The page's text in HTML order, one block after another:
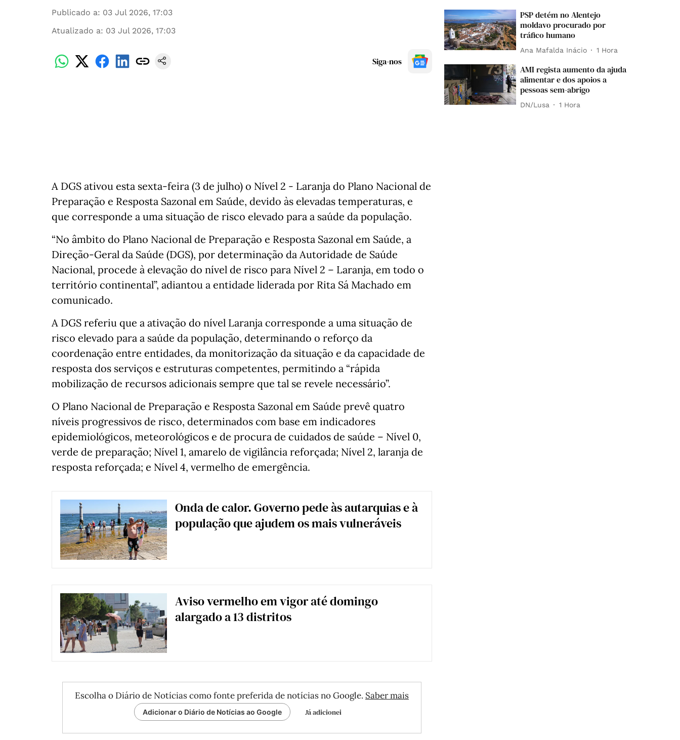
Publicado a: 03 Jul 2026, 17:03
Atualizado a: 03 Jul 2026, 17:03
Siga-nos
A DGS ativou esta sexta-feira (3 de julho) o Nível 2 - Laranja do Plano Nacional de
Preparação e Resposta Sazonal em Saúde, devido às elevadas temperaturas, e
que corresponde a uma situação de risco elevado para a saúde da população.
“No âmbito do Plano Nacional de Preparação e Resposta Sazonal em Saúde, a
Direção-Geral da Saúde (DGS), por determinação da Autoridade de Saúde
Nacional, procede à elevação do nível de risco para Nível 2 – Laranja, em todo o
território continental”, adiantou a entidade liderada por Rita Sá Machado em
comunicado.
A DGS referiu que a ativação do nível Laranja corresponde a uma situação de
risco elevado para a saúde da população, determinando o reforço da
coordenação entre entidades, da monitorização da situação e da capacidade de
resposta dos serviços e estruturas competentes, permitindo a “rápida
mobilização de recursos adicionais sempre que tal se revele necessário”.
O Plano Nacional de Preparação e Resposta Sazonal em Saúde prevê quatro
níveis progressivos de risco, determinados com base em indicadores
epidemiológicos, meteorológicos e de procura de cuidados de saúde – Nível 0,
verde de preparação; Nível 1, amarelo de vigilância reforçada; Nível 2, laranja de
resposta reforçada; e Nível 4, vermelho de emergência.
Onda de calor. Governo pede às autarquias e à
população que ajudem os mais vulneráveis
Aviso vermelho em vigor até domingo
alargado a 13 distritos
Escolha o Diário de Notícias como fonte preferida de notícias no Google. Saber mais
Adicionar o Diário de Notícias ao Google Já adicionei
PSP detém no Alentejo
moldavo procurado por
tráfico humano
Ana Mafalda Inácio 1 Hora
AMI regista aumento da ajuda
alimentar e dos apoios a
pessoas sem-abrigo
DN/Lusa 1 Hora